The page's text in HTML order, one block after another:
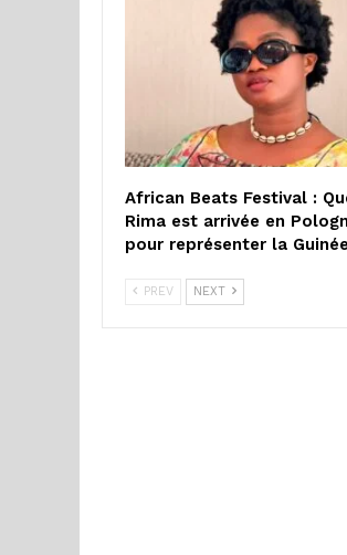
African Beats Festival :
Rima est arrivée en
pour représenter la Guinée
PREV NEXT